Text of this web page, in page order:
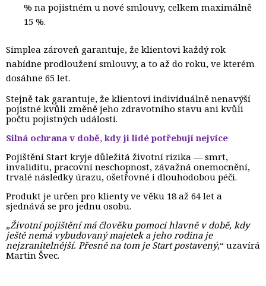
% na pojistném u nové smlouvy, celkem maximálně
15 %.
Simplea zároveň garantuje, že klientovi každý rok
nabídne prodloužení smlouvy, a to až do roku, ve kterém
dosáhne 65 let.
Stejně tak garantuje, že klientovi individuálně nenavýší
pojistné kvůli změně jeho zdravotního stavu ani kvůli
počtu pojistných událostí.
Silná ochrana v době, kdy ji lidé potřebují nejvíce
Pojištění Start kryje důležitá životní rizika — smrt,
invaliditu, pracovní neschopnost, závažná onemocnění,
trvalé následky úrazu, ošetřovné i dlouhodobou péči.
Produkt je určen pro klienty ve věku 18 až 64 let a
sjednává se pro jednu osobu.
„Životní pojištění má člověku pomoci hlavně v době, kdy
ještě nemá vybudovaný majetek a jeho rodina je
nejzranitelnější. Přesně na tom je Start postavený,“ uzavírá
Martin Švec.